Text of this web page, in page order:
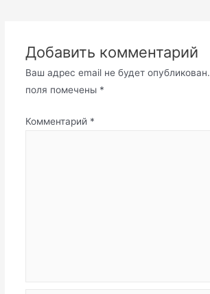
Добавить комментарий
Ваш адрес email не будет опубликован.
поля помечены *
Комментарий *